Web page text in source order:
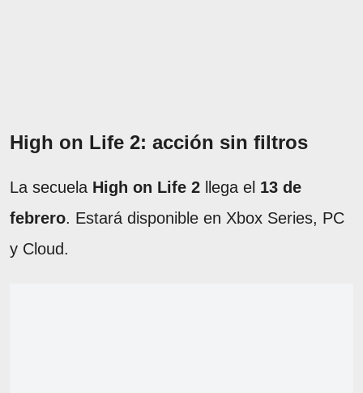
High on Life 2: acción sin filtros
La secuela High on Life 2 llega el 13 de
febrero. Estará disponible en Xbox Series, PC
y Cloud.